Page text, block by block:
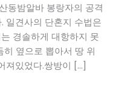
동밤알바 봉랑자의 공격
일견사의 단혼지 수법은
경솔하게 대항하지 못
옆으로 뽑아서 땅 위
져있었다.쌍방이 […]